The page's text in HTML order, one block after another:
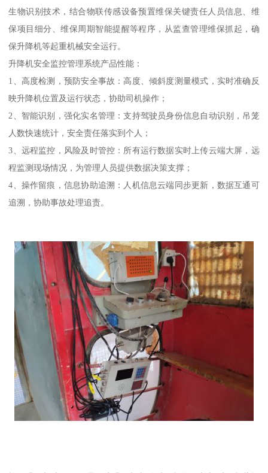
生物识别技术，结合物联传感设备预置维保关键责任人员信息、维
保项目细分、维保周期智能提醒等程序，从监查管理维保抓起，确
保升降机等起重机械安全运行。
升降机安全监控管理系统产品性能：
1、高度检测，预防安全事故：高度、倾斜度测量模式，实时准确反
映升降机位置及运行状态，协助司机操作；
2、智能识别，强化实名管理：支持驾驶员身份信息自动识别，吊笼
人数快速统计，安全责任落实到个人；
3、远程监控，风险及时管控：所有运行数据实时上传云端大屏，远
程监测现场情况，为管理人员提供数据决策支撑；
4、操作留痕，信息协助追溯：人机信息云端同步更新，数据互通可
追溯，协助事故处理追责。